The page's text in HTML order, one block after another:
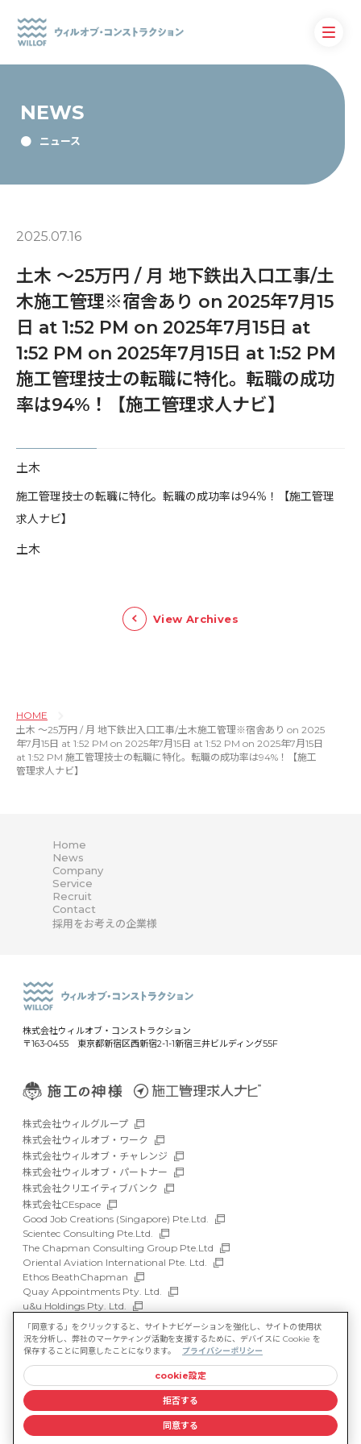
NEWS
ニュース
2025.07.16
土木 〜25万円 / 月 地下鉄出入口工事/土
木施工管理※宿舎あり on 2025年7月15
日 at 1:52 PM on 2025年7月15日 at
1:52 PM on 2025年7月15日 at 1:52 PM
施工管理技士の転職に特化。転職の成功
率は94%！【施工管理求人ナビ】
土木
​施工管理技士の転職に特化。転職の成功率は94%！【施工管理
求人ナビ】
土木
View Archives
HOME
土木 〜25万円 / 月 地下鉄出入口工事/土木施工管理※宿舎あり on 2025
年7月15日 at 1:52 PM on 2025年7月15日 at 1:52 PM on 2025年7月15日
at 1:52 PM 施工管理技士の転職に特化。転職の成功率は94%！【施工
管理求人ナビ】
Home
News
Company
Service
Recruit
Contact
採用をお考えの企業様
株式会社ウィルオブ・コンストラクション
〒163-0455 東京都新宿区西新宿2-1-1新宿三井ビルディング55F
株式会社ウィルグループ
株式会社ウィルオブ・ワーク
株式会社ウィルオブ・チャレンジ
株式会社ウィルオブ・パートナー
株式会社クリエイティブバンク
株式会社CEspace
Good Job Creations (Singapore) Pte.Ltd.
Scientec Consulting Pte.Ltd.
The Chapman Consulting Group Pte.Ltd
Oriental Aviation International Pte. Ltd.
Ethos BeathChapman
Quay Appointments Pty. Ltd.
u&u Holdings Pty. Ltd.
DFP Recruitment Holdings Pty. Ltd.
Asia Recruit Holdings Sdn.Bhd.
WILLOF Vietnam Company Limited
サイトマップ
マルチステークホルダー方針
情報セキュリティ基本方針
プライバシーポリシー
©WILLOF CONSTRUCTION, Inc.
「同意する」をクリックすると、サイトナビゲーションを強化し、サイトの使用状
況を分析し、弊社のマーケティング活動を支援するために、デバイスに Cookie を
保存することに同意したことになります。
プライバシーポリシー
cookie設定
拒否する
同意する